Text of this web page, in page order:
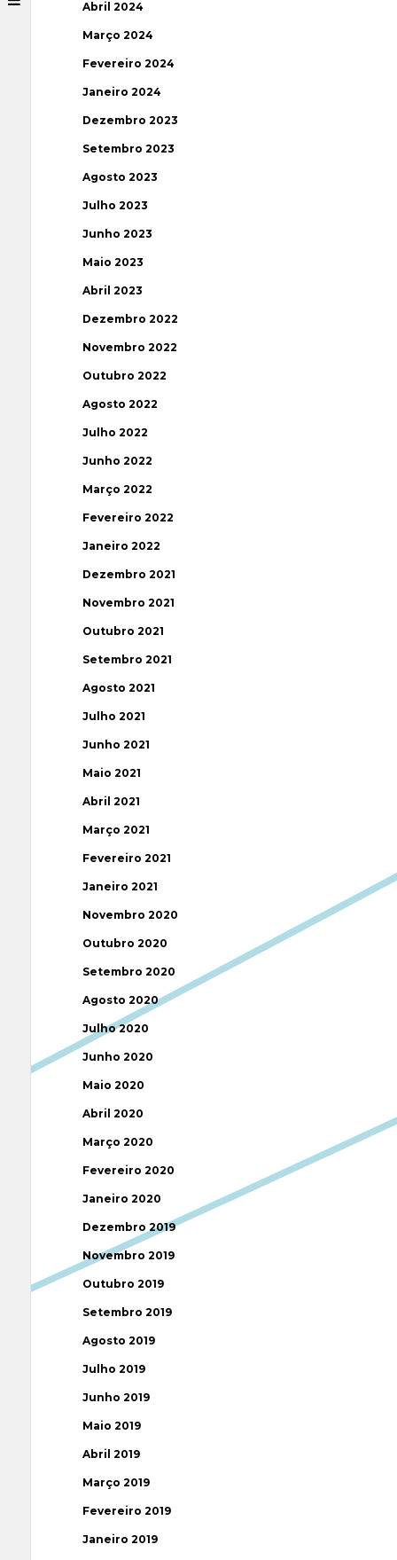
Abril 2024
Março 2024
Fevereiro 2024
Janeiro 2024
Dezembro 2023
Setembro 2023
Agosto 2023
Julho 2023
Junho 2023
Maio 2023
Abril 2023
Dezembro 2022
Novembro 2022
Outubro 2022
Agosto 2022
Julho 2022
Junho 2022
Março 2022
Fevereiro 2022
Janeiro 2022
Dezembro 2021
Novembro 2021
Outubro 2021
Setembro 2021
Agosto 2021
Julho 2021
Junho 2021
Maio 2021
Abril 2021
Março 2021
Fevereiro 2021
Janeiro 2021
Novembro 2020
Outubro 2020
Setembro 2020
Agosto 2020
Julho 2020
Junho 2020
Maio 2020
Abril 2020
Março 2020
Fevereiro 2020
Janeiro 2020
Dezembro 2019
Novembro 2019
Outubro 2019
Setembro 2019
Agosto 2019
Julho 2019
Junho 2019
Maio 2019
Abril 2019
Março 2019
Fevereiro 2019
Janeiro 2019